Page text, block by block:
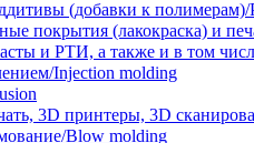
(добавки к полимерам)/
покрытия (лакокраска) и
и РТИ, а также и в том
Injection molding
3D принтеры, 3D
Blow molding